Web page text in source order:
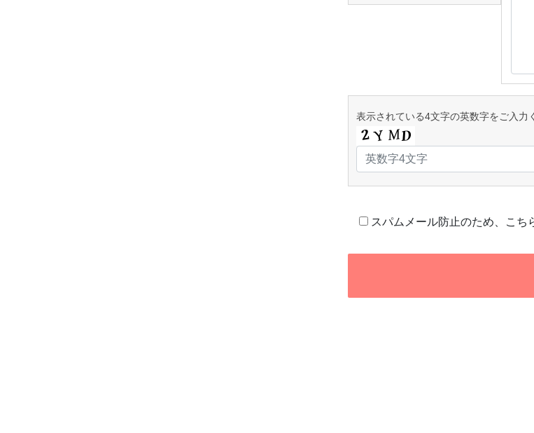
表示されている4文字の英数字をご入力
スパムメール防止のため、こち